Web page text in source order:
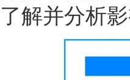
了解并分析